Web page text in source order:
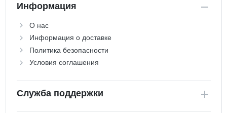
Информация
О нас
Информация о доставке
Политика безопасности
Условия соглашения
Служба поддержки